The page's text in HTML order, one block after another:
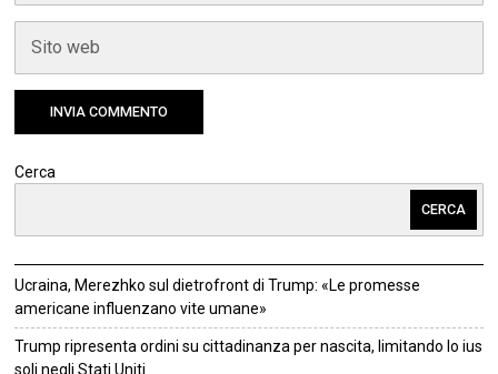
Cerca
CERCA
Ucraina, Merezhko sul dietrofront di Trump: «Le promesse
americane influenzano vite umane»
Trump ripresenta ordini su cittadinanza per nascita, limitando lo ius
soli negli Stati Uniti